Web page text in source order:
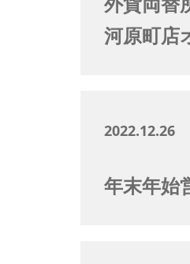
河原町店
2022.12.26
年末年始